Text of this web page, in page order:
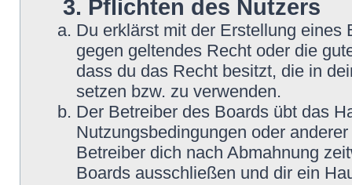
3. Pflichten des Nutzers
Du erklärst mit der Erstellung eines
gegen geltendes Recht oder die
dass du das Recht besitzt, die in
setzen bzw. zu verwenden.
Der Betreiber des Boards übt das
Nutzungsbedingungen oder
Betreiber dich nach Abmahnung
Boards ausschließen und dir ein